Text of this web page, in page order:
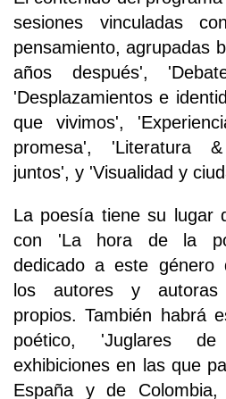
sesiones vinculadas
pensamiento, agrupadas
años después',
'Desplazamientos e
que vivimos',
promesa', 'Literatura
juntos', y 'Visualidad y
La poesía tiene su lugar
con 'La hora de la
dedicado a este género
los autores y autoras
propios. También habrá
poético, 'Juglares
exhibiciones en las que
España y de